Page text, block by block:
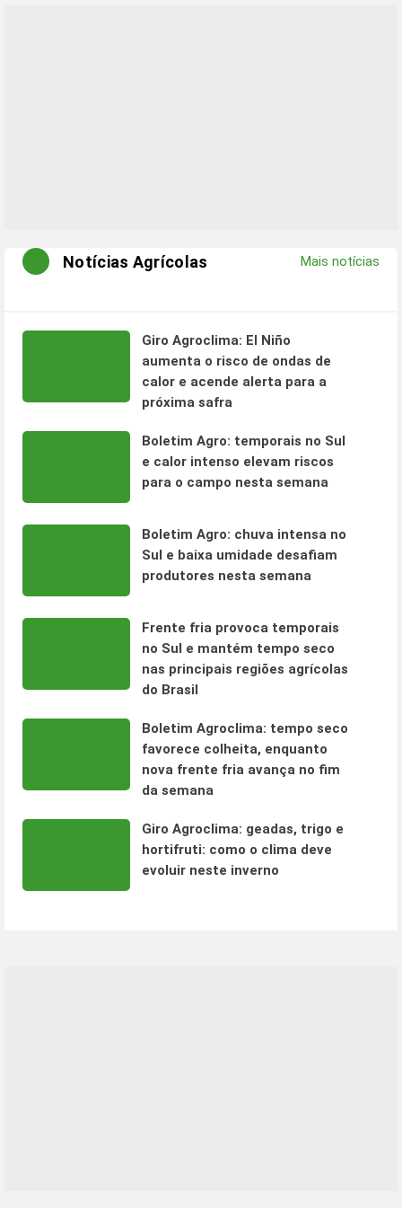
Notícias Agrícolas Mais notícias
Giro Agroclima: El Niño
aumenta o risco de ondas de
calor e acende alerta para a
próxima safra
Boletim Agro: temporais no Sul
e calor intenso elevam riscos
para o campo nesta semana
Boletim Agro: chuva intensa no
Sul e baixa umidade desafiam
produtores nesta semana
Frente fria provoca temporais
no Sul e mantém tempo seco
nas principais regiões agrícolas
do Brasil
Boletim Agroclima: tempo seco
favorece colheita, enquanto
nova frente fria avança no fim
da semana
Giro Agroclima: geadas, trigo e
hortifruti: como o clima deve
evoluir neste inverno